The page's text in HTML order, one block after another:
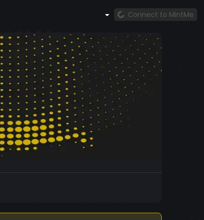
Connect to MintMe